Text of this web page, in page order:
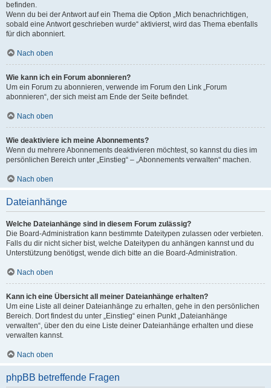
befinden.
Wenn du bei der Antwort auf ein Thema die Option „Mich benachrichtigen,
sobald eine Antwort geschrieben wurde“ aktivierst, wird das Thema ebenfalls
für dich abonniert.
Nach oben
Wie kann ich ein Forum abonnieren?
Um ein Forum zu abonnieren, verwende im Forum den Link „Forum
abonnieren“, der sich meist am Ende der Seite befindet.
Nach oben
Wie deaktiviere ich meine Abonnements?
Wenn du mehrere Abonnements deaktivieren möchtest, so kannst du dies im
persönlichen Bereich unter „Einstieg“ – „Abonnements verwalten“ machen.
Nach oben
Dateianhänge
Welche Dateianhänge sind in diesem Forum zulässig?
Die Board-Administration kann bestimmte Dateitypen zulassen oder verbieten.
Falls du dir nicht sicher bist, welche Dateitypen du anhängen kannst und du
Unterstützung benötigst, wende dich bitte an die Board-Administration.
Nach oben
Kann ich eine Übersicht all meiner Dateianhänge erhalten?
Um eine Liste all deiner Dateianhänge zu erhalten, gehe in den persönlichen
Bereich. Dort findest du unter „Einstieg“ einen Punkt „Dateianhänge
verwalten“, über den du eine Liste deiner Dateianhänge erhalten und diese
verwalten kannst.
Nach oben
phpBB betreffende Fragen